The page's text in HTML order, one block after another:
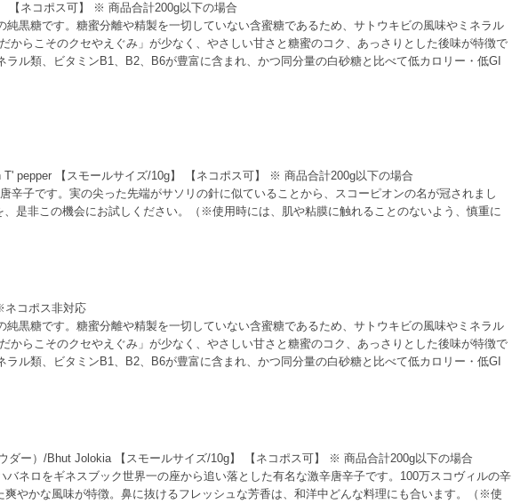
【ネコポス可】 ※ 商品合計200g以下の場合
黒糖です。糖蜜分離や精製を一切していない含蜜糖であるため、サトウキビの風味やミネラル
らこそのクセやえぐみ」が少なく、やさしい甘さと糖蜜のコク、あっさりとした後味が特徴で
ル類、ビタミンB1、B2、B6が豊富に含まれ、かつ同分量の白砂糖と比べて低カロリー・低GI
pepper 【スモールサイズ/10g】 【ネコポス可】 ※ 商品合計200g以下の場合
子です。実の尖った先端がサソリの針に似ていることから、スコーピオンの名が冠されまし
是非この機会にお試しください。（※使用時には、肌や粘膜に触れることのないよう、慎重に
ネコポス非対応
黒糖です。糖蜜分離や精製を一切していない含蜜糖であるため、サトウキビの風味やミネラル
らこそのクセやえぐみ」が少なく、やさしい甘さと糖蜜のコク、あっさりとした後味が特徴で
ル類、ビタミンB1、B2、B6が豊富に含まれ、かつ同分量の白砂糖と比べて低カロリー・低GI
ダー）/Bhut Jolokia 【スモールサイズ/10g】 【ネコポス可】 ※ 商品合計200g以下の場合
バネロをギネスブック世界一の座から追い落とした有名な激辛唐辛子です。100万スコヴィルの辛
爽やかな風味が特徴。鼻に抜けるフレッシュな芳香は、和洋中どんな料理にも合います。（※使